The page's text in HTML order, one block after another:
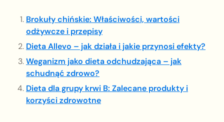
Brokuły chińskie: Właściwości, wartości
odżywcze i przepisy
Dieta Allevo – jak działa i jakie przynosi efekty?
Weganizm jako dieta odchudzająca – jak
schudnąć zdrowo?
Dieta dla grupy krwi B: Zalecane produkty i
korzyści zdrowotne